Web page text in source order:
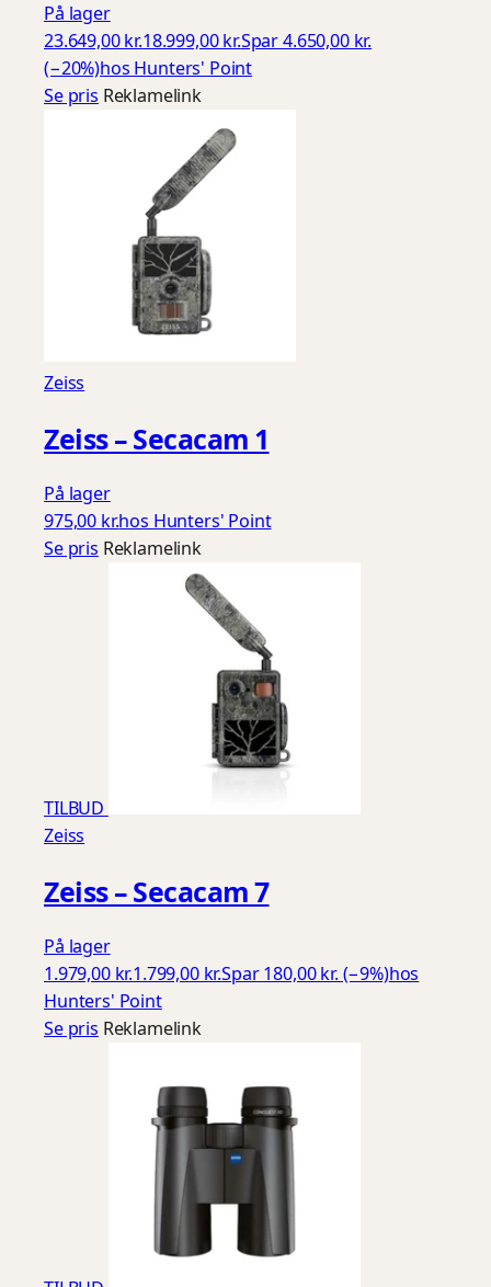
På lager
23.649,00 kr.18.999,00 kr.Spar 4.650,00 kr.
(−20%)hos Hunters' Point
Se pris Reklamelink
Zeiss
Zeiss – Secacam 1
På lager
975,00 kr.hos Hunters' Point
Se pris Reklamelink
TILBUD
Zeiss
Zeiss – Secacam 7
På lager
1.979,00 kr.1.799,00 kr.Spar 180,00 kr. (−9%)hos
Hunters' Point
Se pris Reklamelink